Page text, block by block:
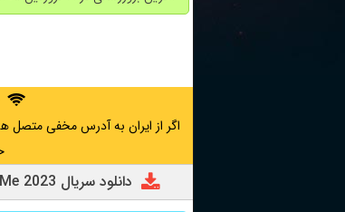
دانلود سریال The Last Thing He Told Me 2023